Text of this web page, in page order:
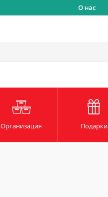
О нас
Организация Подарки